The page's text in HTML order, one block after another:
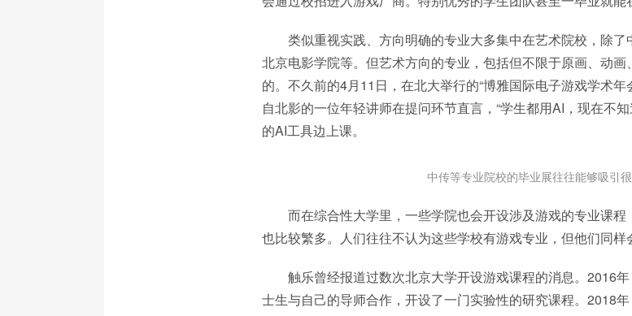
类似重视实践、方向明确的专业大多集中在艺术院校，除
北京电影学院等。但艺术方向的专业，包括但不限于原画、动
的。不久前的4月11日，在北大举行的“博雅国际电子游戏学术
自北影的一位年轻讲师在提问环节直言，“学生都用AI，现在不
的AI工具边上课。
中传等专业院校的毕业展往往能够吸引
而在综合性大学里，一些学院也会开设涉及游戏的专业课
也比较繁多。人们往往不认为这些学校有游戏专业，但他们同样
触乐曾经报道过数次北京大学开设游戏课程的消息。2016
士生与自己的导师合作，开设了一门实验性的研究课程。2018